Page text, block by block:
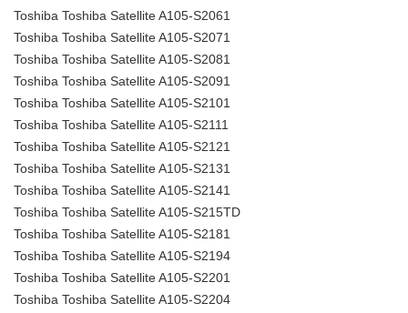
Toshiba Toshiba Satellite A105-S2061
Toshiba Toshiba Satellite A105-S2071
Toshiba Toshiba Satellite A105-S2081
Toshiba Toshiba Satellite A105-S2091
Toshiba Toshiba Satellite A105-S2101
Toshiba Toshiba Satellite A105-S2111
Toshiba Toshiba Satellite A105-S2121
Toshiba Toshiba Satellite A105-S2131
Toshiba Toshiba Satellite A105-S2141
Toshiba Toshiba Satellite A105-S215TD
Toshiba Toshiba Satellite A105-S2181
Toshiba Toshiba Satellite A105-S2194
Toshiba Toshiba Satellite A105-S2201
Toshiba Toshiba Satellite A105-S2204